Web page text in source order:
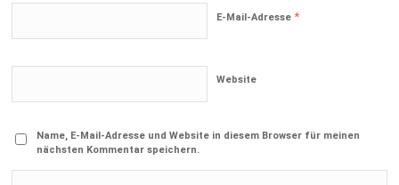
E-Mail-Adresse*
Website
Name, E-Mail-Adresse und Website in diesem Browser für meinen
nächsten Kommentar speichern.